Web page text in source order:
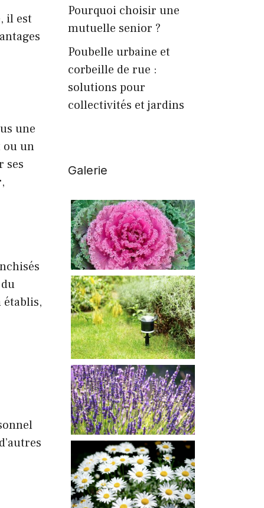
il est
une
ou un
ses
,
établis,
Pourquoi choisir une
mutuelle senior ?
Poubelle urbaine et
corbeille de rue :
solutions pour
collectivités et jardins
Galerie